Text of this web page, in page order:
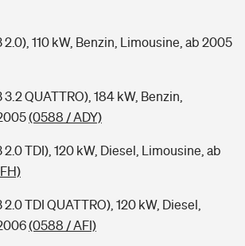
2.0), 110 kW, Benzin, Limousine, ab 2005
QUATTRO), 184 kW, Benzin,
(0588 / ADY)
2.0 TDI), 120 kW, Diesel, Limousine, ab
TDI QUATTRO), 120 kW, Diesel,
(0588 / AFI)